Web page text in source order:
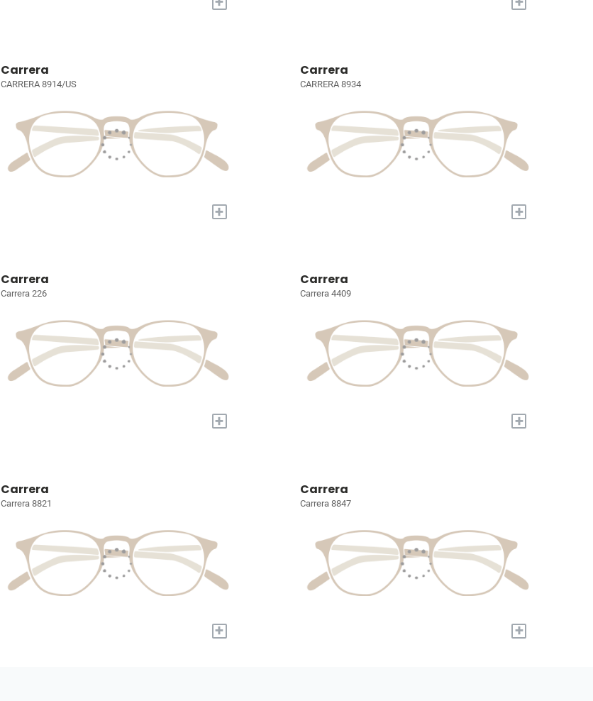
Carrera
CARRERA 8914/US
+
Carrera
CARRERA 8934
+
Carrera
Carrera 226
+
Carrera
Carrera 4409
+
Carrera
Carrera 8821
+
Carrera
Carrera 8847
+